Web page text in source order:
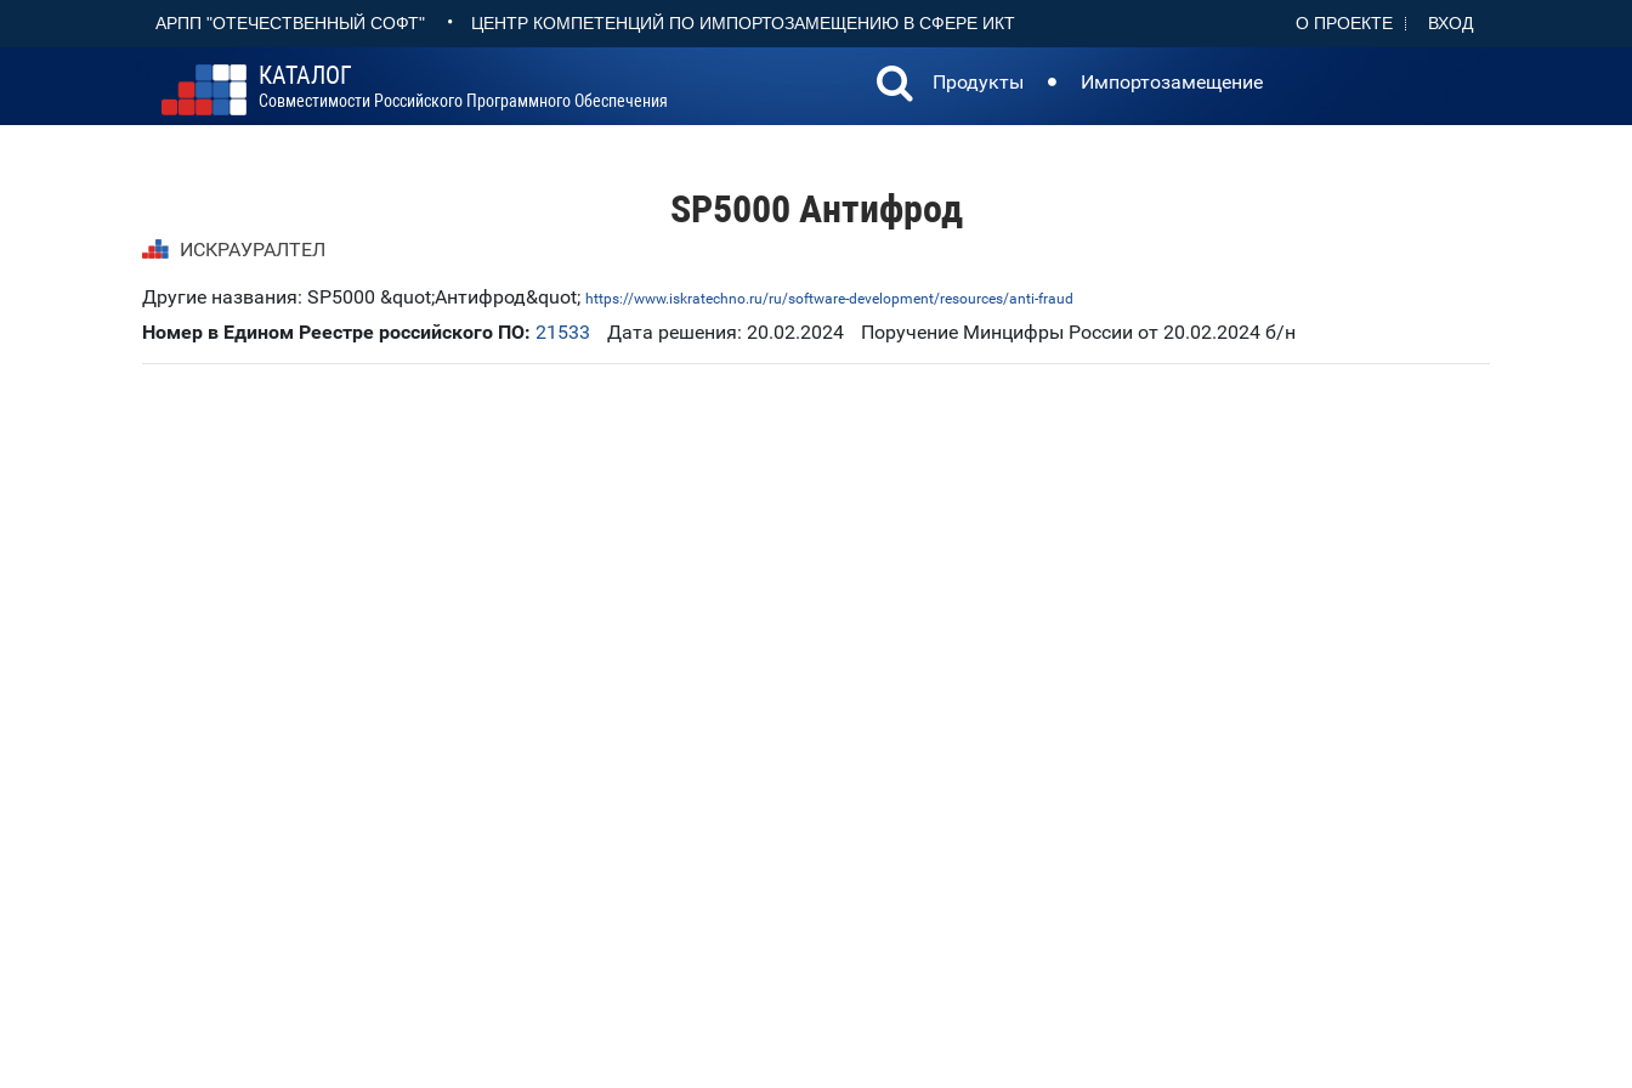
АРПП "ОТЕЧЕСТВЕННЫЙ СОФТ" • ЦЕНТР КОМПЕТЕНЦИЙ ПО ИМПОРТОЗАМЕЩЕНИЮ В СФЕРЕ ИКТ О ПРОЕКТЕ ВХОД
КАТАЛОГ
Совместимости Российского Программного Обеспечения
Продукты Импортозамещение
SP5000 Антифрод
ИСКРАУРАЛТЕЛ
Другие названия: SP5000 &quot;Антифрод&quot; https://www.iskratechno.ru/ru/software-development/resources/anti-fraud
Номер в Едином Реестре российского ПО: 21533 Дата решения: 20.02.2024 Поручение Минцифры России от 20.02.2024 б/н